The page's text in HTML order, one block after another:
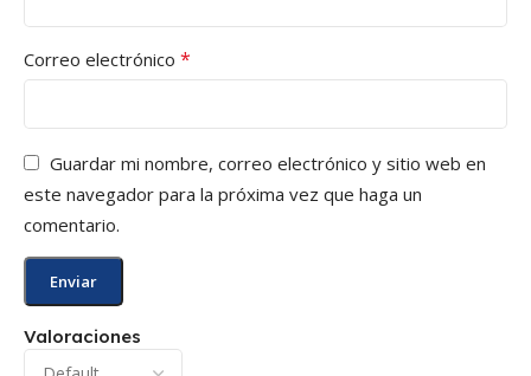
Valoraciones
Correo electrónico *
Guardar mi nombre, correo electrónico y sitio web en
este navegador para la próxima vez que haga un
comentario.